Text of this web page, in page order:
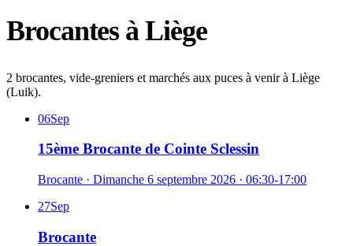
Brocantes àLiège
2 brocantes, vide-greniers et marchés aux puces à venir à Liège
(Luik).
06Sep
15ème Brocante de Cointe Sclessin
Brocante · Dimanche 6 septembre 2026 · 06:30-17:00
27Sep
Brocante